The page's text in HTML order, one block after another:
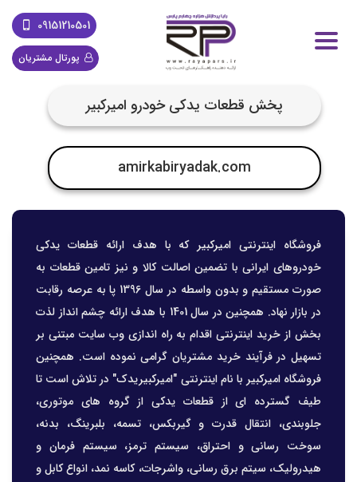
09151210501
پورتال مشتریان
پخش قطعات یدکی خودرو امیرکبیر
amirkabiryadak.com
فروشگاه اینترنتی امیرکبیر که با هدف ارائه قطعات یدکی
خودروهای ایرانی با تضمین اصالت کالا و نیز تامین قطعات به
صورت مستقیم و بدون واسطه در سال 1396 پا به عرصه رقابت
در بازار نهاد. همچنین در سال 1401 با هدف ارائه چشم انداز لذت
بخش از خرید اینترنتی اقدام به راه اندازی وب سایت مبتنی بر
تسهیل در فرآیند خرید مشتریان گرامی نموده است. همچنین
فروشگاه امیرکبیر با نام اینترنتی "امیرکبیریدک" در تلاش است تا
طیف گسترده ای از قطعات یدکی از گروه های موتوری،
جلوبندی، انتقال قدرت و گیربکس، تسمه، بلبرینگ، بدنه،
سوخت رسانی و احتراق، سیستم ترمز، سیستم فرمان و
هیدرولیک، سیتم برق رسانی، واشرجات، کاسه نمد، انواع کابل و